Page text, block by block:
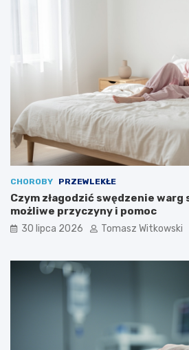
CHOROBY PRZEWLEKŁE
Czym złagodzić swędzenie warg
możliwe przyczyny i pomoc
30 lipca 2026 Tomasz Witkowski